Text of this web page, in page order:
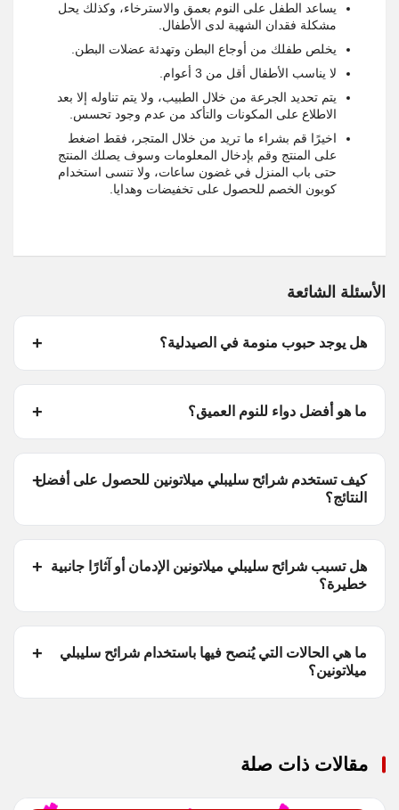
يساعد الطفل على النوم بعمق والاسترخاء، وكذلك يحل
مشكلة فقدان الشهية لدى الأطفال.
يخلص طفلك من أوجاع البطن وتهدئة عضلات البطن.
لا يناسب الأطفال أقل من 3 أعوام.
يتم تحديد الجرعة من خلال الطبيب، ولا يتم تناوله إلا بعد
الاطلاع على المكونات والتأكد من عدم وجود تحسس.
اخيرًا قم بشراء ما تريد من خلال المتجر، فقط اضغط
على المنتج وقم بإدخال المعلومات وسوف يصلك المنتج
حتى باب المنزل في غضون ساعات، ولا تنسى استخدام
كوبون الخصم للحصول على تخفيضات وهدايا.
الأسئلة الشائعة
هل يوجد حبوب منومة في الصيدلية؟
ما هو أفضل دواء للنوم العميق؟
كيف تستخدم شرائح سليبلي ميلاتونين للحصول على أفضل
النتائج؟
هل تسبب شرائح سليبلي ميلاتونين الإدمان أو آثارًا جانبية
خطيرة؟
ما هي الحالات التي يُنصح فيها باستخدام شرائح سليبلي
ميلاتونين؟
مقالات ذات صلة